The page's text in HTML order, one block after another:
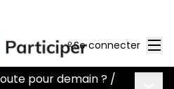
Se connecter
pour demain ? /